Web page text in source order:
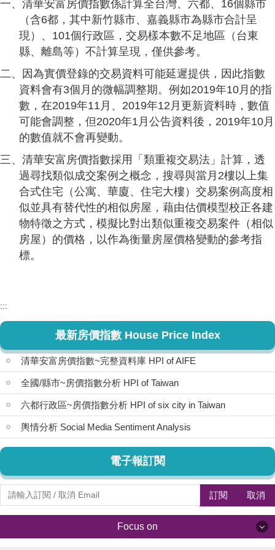
一、清華安富房價指數係計算全台灣、六都、16個縣市
（含6都，其中新竹縣市、嘉義縣市為縣市合計呈
現）、101個行政區，交易樣本數不足地區（台東
縣、離島等）不計算呈現，僅供參考。
二、因為實價登錄的交易資料可能延遲提供，因此指數
資料會有3個月的微幅調整期。例如2019年10月的指
數，在2019年11月、2019年12月更新資料時，數值
可能會調整，但2020年1月公告資料後，2019年10月
的數值就不會再變動。
三、清華安富房價指數採用「類重複交易法」計算，透
過尋找類似成交案例之概念，搜尋與當月2樓以上集
合式住宅（公寓、華廈、住宅大樓）交易案例高度相
似並具有替代性的相似房屋，藉由估價模型校正各建
物特徵之方式，模擬比對出類似重複交易案件（相似
房屋）的價格，以作為衡量房屋價格變動的參考指
標。
:::
最新房價指數 House Price Index
清華安富房價指數~完整資料庫 HPI of AIFE
全國/縣市~房價指數分析 HPI of Taiwan
六都行政區~房價指數分析 HPI of six city in Taiwan
輿情分析 Social Media Sentiment Analysis
電子報訂閱
訂閱 取消
Focus on